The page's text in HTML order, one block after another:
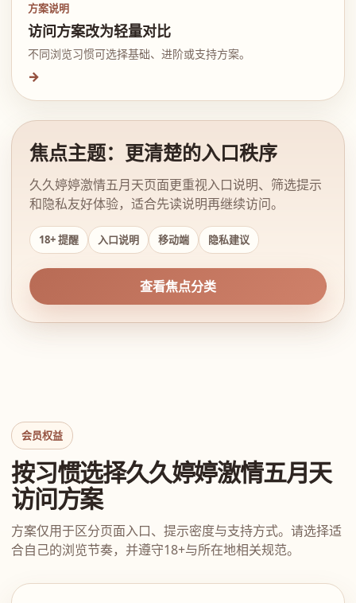
方案说明
访问方案改为轻量对比
不同浏览习惯可选择基础、进阶或支持方案。
→
焦点主题：更清楚的入口秩序
久久婷婷激情五月天页面更重视入口说明、筛选提示
和隐私友好体验，适合先读说明再继续访问。
18+ 提醒 入口说明 移动端 隐私建议
查看焦点分类
会员权益
按习惯选择久久婷婷激情五月天
访问方案
方案仅用于区分页面入口、提示密度与支持方式。请选择适
合自己的浏览节奏，并遵守18+与所在地相关规范。